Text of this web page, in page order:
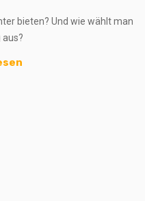
bieten? Und wie wählt man
aus?